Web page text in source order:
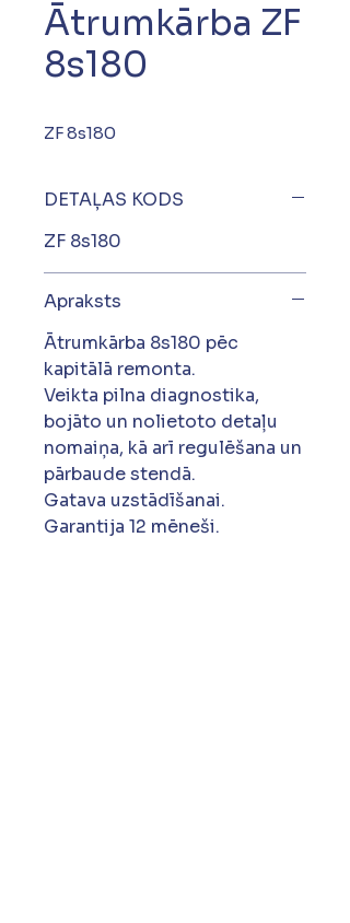
Ātrumkārba ZF
8s180
ZF 8s180
DETAĻAS KODS
ZF 8s180
Apraksts
Ātrumkārba 8s180 pēc
kapitālā remonta.
Veikta pilna diagnostika,
bojāto un nolietoto detaļu
nomaiņa, kā arī regulēšana un
pārbaude stendā.
Gatava uzstādīšanai.
Garantija 12 mēneši.